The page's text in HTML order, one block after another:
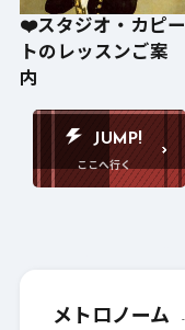
❤️スタジオ・カピー
トのレッスンご案
内
JUMP!
メトロノーム